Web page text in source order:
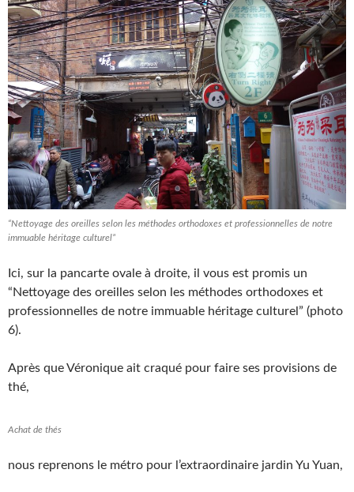
“Nettoyage des oreilles selon les méthodes orthodoxes et professionnelles de notre
immuable héritage culturel”
Ici, sur la pancarte ovale à droite, il vous est promis un
“Nettoyage des oreilles selon les méthodes orthodoxes et
professionnelles de notre immuable héritage culturel” (photo
6).
Après que Véronique ait craqué pour faire ses provisions de
thé,
Achat de thés
nous reprenons le métro pour l’extraordinaire jardin Yu Yuan,